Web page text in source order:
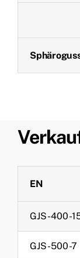
EN
GJS-400-
GJS-500-7